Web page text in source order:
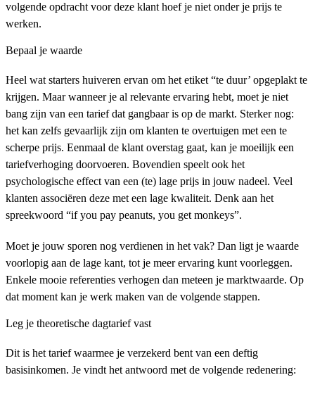
volgende opdracht voor deze klant hoef je niet onder je prijs te
werken.
Bepaal je waarde
Heel wat starters huiveren ervan om het etiket “te duur’ opgeplakt te
krijgen. Maar wanneer je al relevante ervaring hebt, moet je niet
bang zijn van een tarief dat gangbaar is op de markt. Sterker nog:
het kan zelfs gevaarlijk zijn om klanten te overtuigen met een te
scherpe prijs. Eenmaal de klant overstag gaat, kan je moeilijk een
tariefverhoging doorvoeren. Bovendien speelt ook het
psychologische effect van een (te) lage prijs in jouw nadeel. Veel
klanten associëren deze met een lage kwaliteit. Denk aan het
spreekwoord “if you pay peanuts, you get monkeys”.
Moet je jouw sporen nog verdienen in het vak? Dan ligt je waarde
voorlopig aan de lage kant, tot je meer ervaring kunt voorleggen.
Enkele mooie referenties verhogen dan meteen je marktwaarde. Op
dat moment kan je werk maken van de volgende stappen.
Leg je theoretische dagtarief vast
Dit is het tarief waarmee je verzekerd bent van een deftig
basisinkomen. Je vindt het antwoord met de volgende redenering: